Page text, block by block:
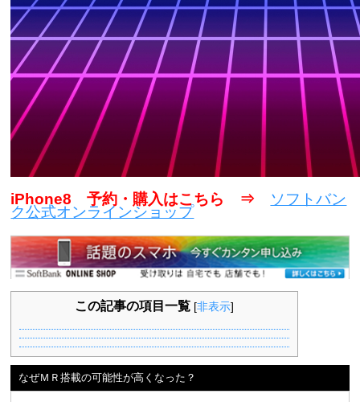
iPhone8 予約・購入はこちら ⇒ ソフトバン
ク公式オンラインショップ
この記事の項目一覧 [非表示]
なぜＭＲ搭載の可能性が高くなった？